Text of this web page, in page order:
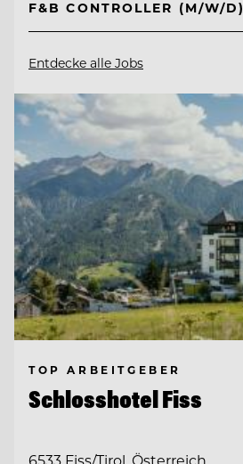
F&B CONTROLLER (M/W/D)
Entdecke alle Jobs
TOP ARBEITGEBER
Schlosshotel Fiss
6533 Fiss/Tirol, Österreich